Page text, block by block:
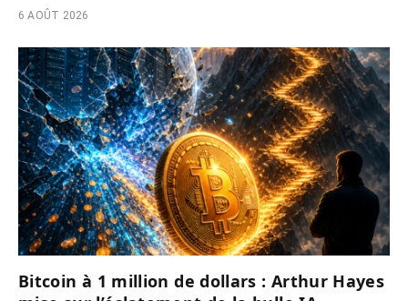
6 AOÛT 2026
Bitcoin à 1 million de dollars : Arthur Hayes